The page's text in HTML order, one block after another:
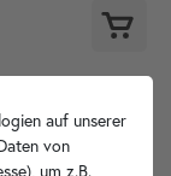
auf unserer
von
um z.B.